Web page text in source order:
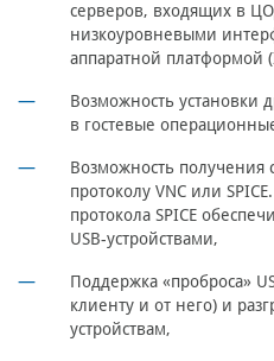
серверов, входящих в
низкоуровневыми
аппаратной платформой
Возможность установки
в гостевые
Возможность получения
протоколу VNC или
протокола SPICE
USB-устройствами,
Поддержка «проброса»
клиенту и от него) и
устройствам,